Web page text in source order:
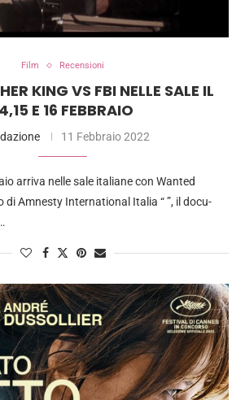
Film Recensioni
KING VS FBI NELLE SALE IL
E 16 FEBBRAIO
11 Febbraio 2022
arriva nelle sale italiane con Wanted
di Amnesty International Italia “ ”, il docu-